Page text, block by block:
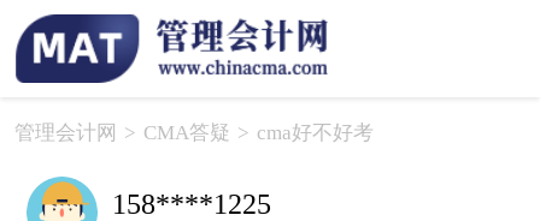
管理会计网 > CMA答疑 > cma好不好考
158****1225